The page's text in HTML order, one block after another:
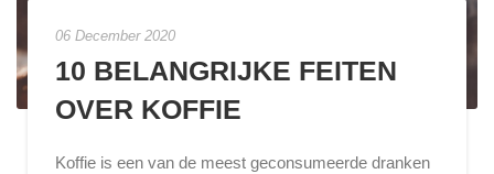
06 December 2020
10 BELANGRIJKE FEITEN
OVER KOFFIE
Koffie is een van de meest geconsumeerde dranken